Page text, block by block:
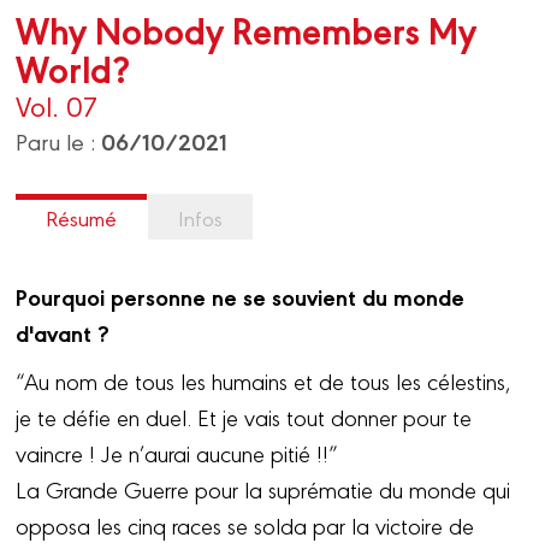
Why Nobody Remembers My
World?
Vol. 07
Paru le : 06/10/2021
Résumé Infos
Pourquoi personne ne se souvient du monde
d'avant ?
“Au nom de tous les humains et de tous les célestins,
je te défie en duel. Et je vais tout donner pour te
vaincre ! Je n’aurai aucune pitié !!”
La Grande Guerre pour la suprématie du monde qui
opposa les cinq races se solda par la victoire de